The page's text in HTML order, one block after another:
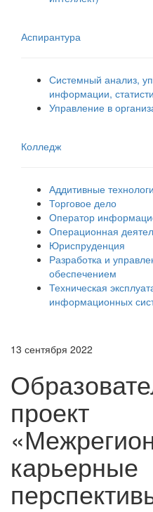
Аспирантура
Системный анализ,
информации,
Управление в
Колледж
Аддитивные
Торговое дело
Оператор
Операционная
Юриспруденция
Разработка и
обеспечением
Техническая
информационных
13 сентября 2022
проект
карьерные